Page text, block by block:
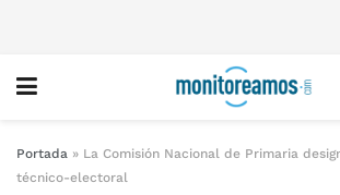
Portada » La Comisión Nacional de Primaria
técnico-electoral